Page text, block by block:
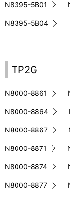
示
し
い
す
。
ン
N8395-5B01
N8395-5B04
TP2G
N8000-8861
N8000-8864
N8000-8867
N8000-8871
N8000-8874
N8000-8877